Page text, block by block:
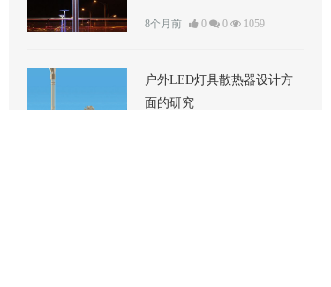
8个月前 0 0 1059
户外LED灯具散热器设计方
面的研究